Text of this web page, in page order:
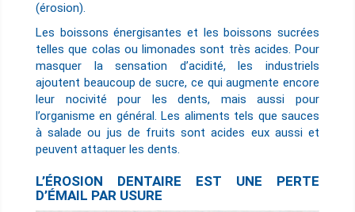
(érosion).
Les boissons énergisantes et les boissons sucrées
telles que colas ou limonades sont très acides. Pour
masquer la sensation d’acidité, les industriels
ajoutent beaucoup de sucre, ce qui augmente encore
leur nocivité pour les dents, mais aussi pour
l’organisme en général. Les aliments tels que sauces
à salade ou jus de fruits sont acides eux aussi et
peuvent attaquer les dents.
L’ÉROSION DENTAIRE EST UNE PERTE
D’ÉMAIL PAR USURE